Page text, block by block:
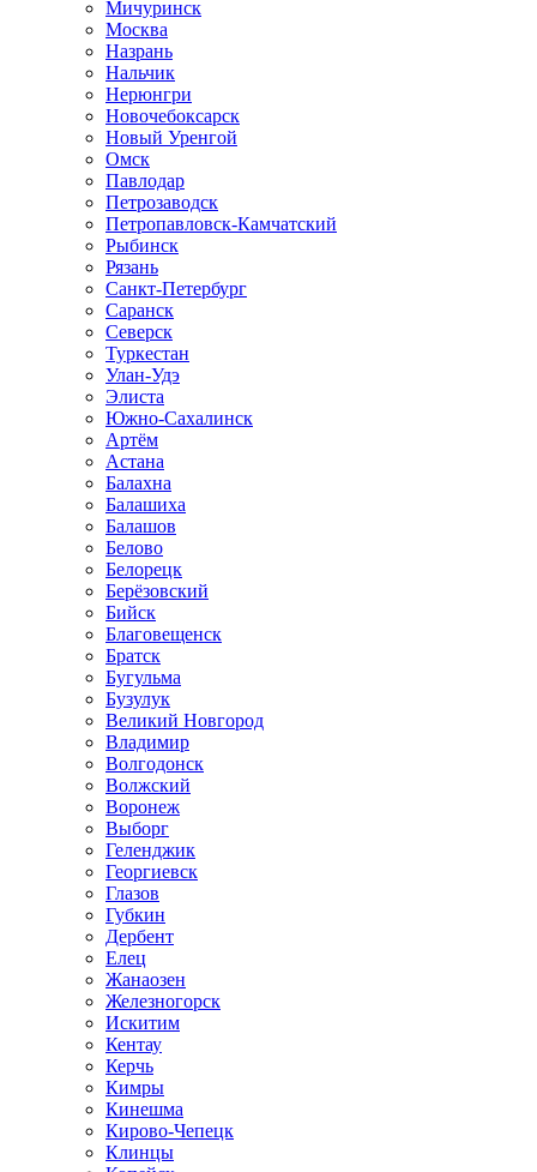
Мичуринск
Москва
Назрань
Нальчик
Нерюнгри
Новочебоксарск
Новый Уренгой
Омск
Павлодар
Петрозаводск
Петропавловск-Камчатский
Рыбинск
Рязань
Санкт-Петербург
Саранск
Северск
Туркестан
Улан-Удэ
Элиста
Южно-Сахалинск
Артём
Астана
Балахна
Балашиха
Балашов
Белово
Белорецк
Берёзовский
Бийск
Благовещенск
Братск
Бугульма
Бузулук
Великий Новгород
Владимир
Волгодонск
Волжский
Воронеж
Выборг
Геленджик
Георгиевск
Глазов
Губкин
Дербент
Елец
Жанаозен
Железногорск
Искитим
Кентау
Керчь
Кимры
Кинешма
Кирово-Чепецк
Клинцы